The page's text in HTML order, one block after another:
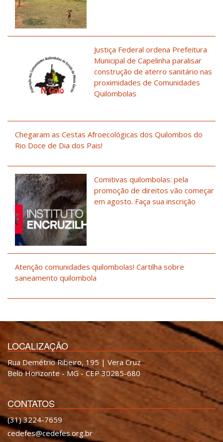
Justiça Federal ordena Prefeitura
Municipal de Capelinha paralisar
construção de aterro sanitário nas
proximidades de Comunidades
Quilombolas
Chegaram as Cestas Afroecológicas dos Quilombos do
Rio Doce de Dia dos Pais!
Comitivas quilombolas: pela
promoção de direitos vão começar
em agosto. Faça sua inscrição
Atenção comunidades quilombolas! Cartilha sobre
saneamento quilombola
LOCALIZAÇÃO
Rua Demétrio Ribeiro, 195 | Vera Cruz
Belo Horizonte - MG - CEP 30285-680
CONTATOS
(31) 3224-7659
cedefes@cedefes.org.br